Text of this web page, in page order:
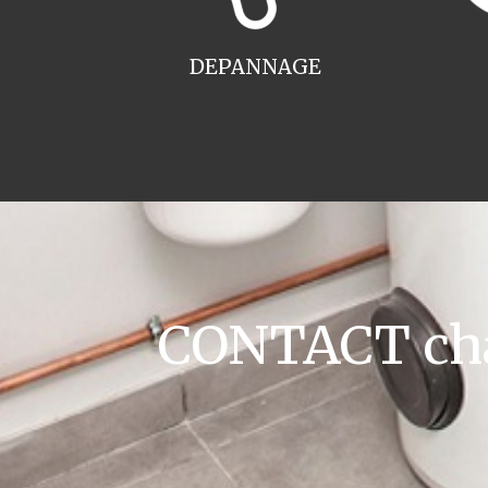
DEPANNAGE
CONTACT